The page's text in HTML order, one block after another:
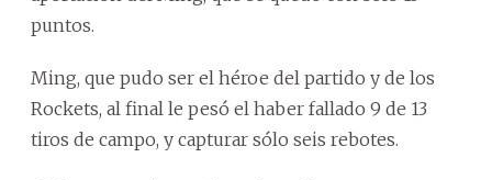
puntos.
Ming, que pudo ser el héroe del partido y de los
Rockets, al final le pesó el haber fallado 9 de 13
tiros de campo, y capturar sólo seis rebotes.